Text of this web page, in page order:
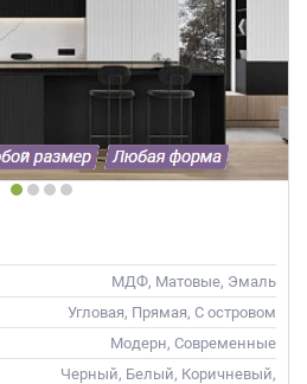
МДФ, Матовые, Эмаль
Угловая, Прямая, С островом
Модерн, Современные
Черный, Белый, Коричневый,